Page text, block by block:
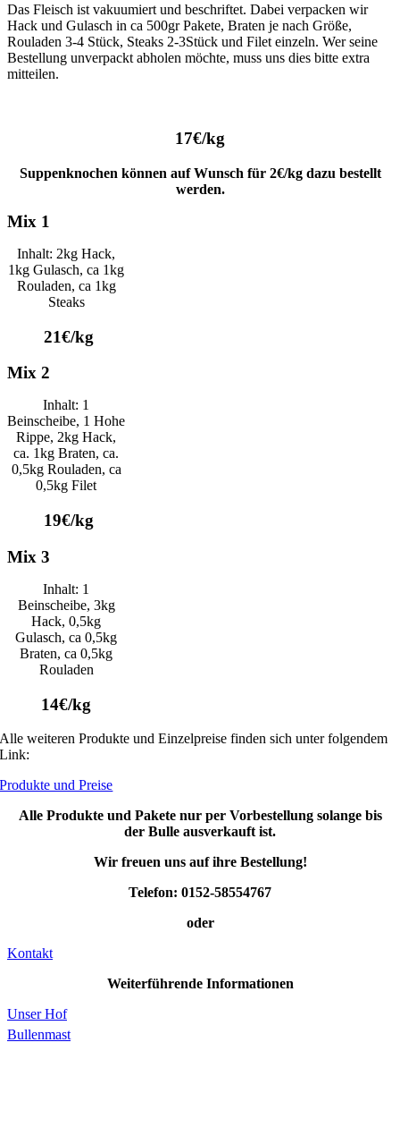
Das Fleisch ist vakuumiert und beschriftet. Dabei verpacken wir
Hack und Gulasch in ca 500gr Pakete, Braten je nach Größe,
Rouladen 3-4 Stück, Steaks 2-3Stück und Filet einzeln. Wer seine
Bestellung unverpackt abholen möchte, muss uns dies bitte extra
mitteilen.
17€/kg
Suppenknochen können auf Wunsch für 2€/kg dazu bestellt
werden.
Mix 1
Inhalt: 2kg Hack,
1kg Gulasch, ca 1kg
Rouladen, ca 1kg
Steaks
21€/kg
Mix 2
Inhalt: 1
Beinscheibe, 1 Hohe
Rippe, 2kg Hack,
ca. 1kg Braten, ca.
0,5kg Rouladen, ca
0,5kg Filet
19€/kg
Mix 3
Inhalt: 1
Beinscheibe, 3kg
Hack, 0,5kg
Gulasch, ca 0,5kg
Braten, ca 0,5kg
Rouladen
14€/kg
Alle weiteren Produkte und Einzelpreise finden sich unter folgendem
Link:
Produkte und Preise
Alle Produkte und Pakete nur per Vorbestellung solange bis
der Bulle ausverkauft ist.
Wir freuen uns auf ihre Bestellung!
Telefon: 0152-58554767
oder
Kontakt
Weiterführende Informationen
Unser Hof
Bullenmast